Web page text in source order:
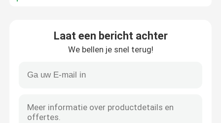
Lithium Ionenlifepo4 Batterij
Laat een bericht achter
We bellen je snel terug!